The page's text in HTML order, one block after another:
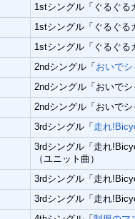
1stシングル「ぐるぐる
1stシングル「ぐるぐる
1stシングル「ぐるぐる
2ndシングル「 おいで
2ndシングル「おいで
2ndシングル「おいで
3rdシングル「 走れ
3rdシングル「走れ
（ユニット曲）
3rdシングル「走れ
3rdシングル「走れ